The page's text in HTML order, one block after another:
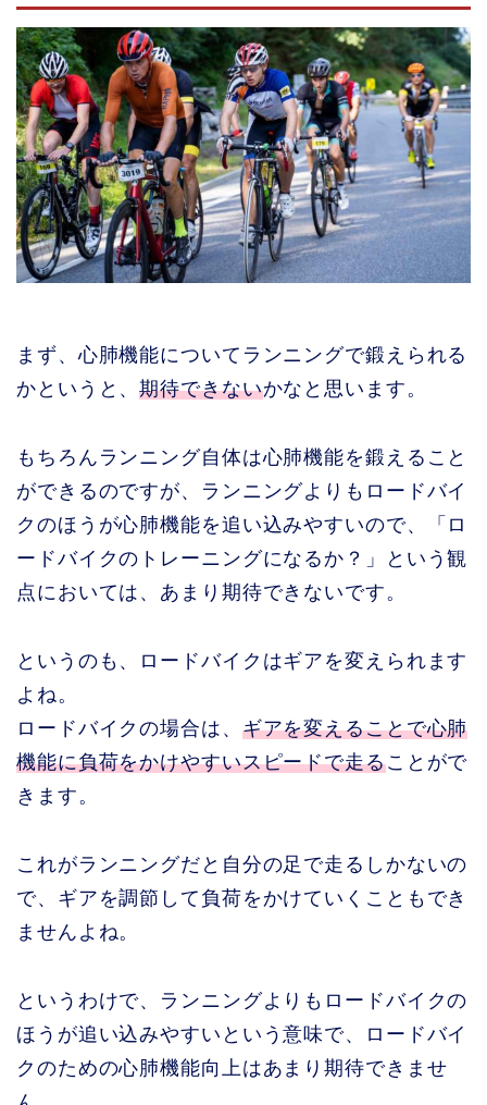
まず、心肺機能についてランニングで鍛えられる
かというと、期待できないかなと思います。
もちろんランニング自体は心肺機能を鍛えること
ができるのですが、ランニングよりもロードバイ
クのほうが心肺機能を追い込みやすいので、「ロ
ードバイクのトレーニングになるか？」という観
点においては、あまり期待できないです。
というのも、ロードバイクはギアを変えられます
よね。
ロードバイクの場合は、 ギアを変えることで心肺
機能に負荷をかけやすいスピードで走ることがで
きます。
これがランニングだと自分の足で走るしかないの
で、ギアを調節して負荷をかけていくこともでき
ませんよね。
というわけで、ランニングよりもロードバイクの
ほうが追い込みやすいという意味で、ロードバイ
クのための心肺機能向上はあまり期待できませ